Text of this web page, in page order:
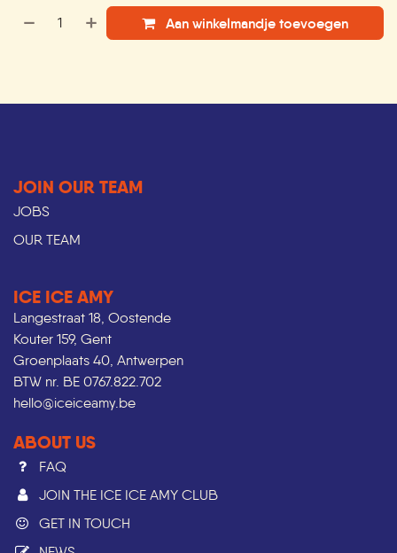
Aan winkelmandje toevoegen
JOIN OUR TEAM
JOBS
OUR TEAM
ICE ICE AMY
Langestraat 18, Oostende
Kouter 159, Gent
Groenplaats 40, Antwerpen
BTW nr. BE 0767.822.702
hello@iceiceamy.be
ABOUT US
FAQ
JOIN THE ICE ICE AMY CLUB
GET IN TOUCH